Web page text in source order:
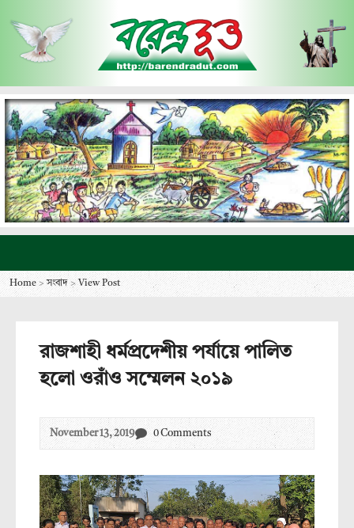
Home > সংবাদ >View Post
রাজশাহী ধর্মপ্রদেশীয় পর্যায়ে পালিত
হলো ওরাঁও সম্মেলন ২০১৯
November 13, 2019 0 Comments